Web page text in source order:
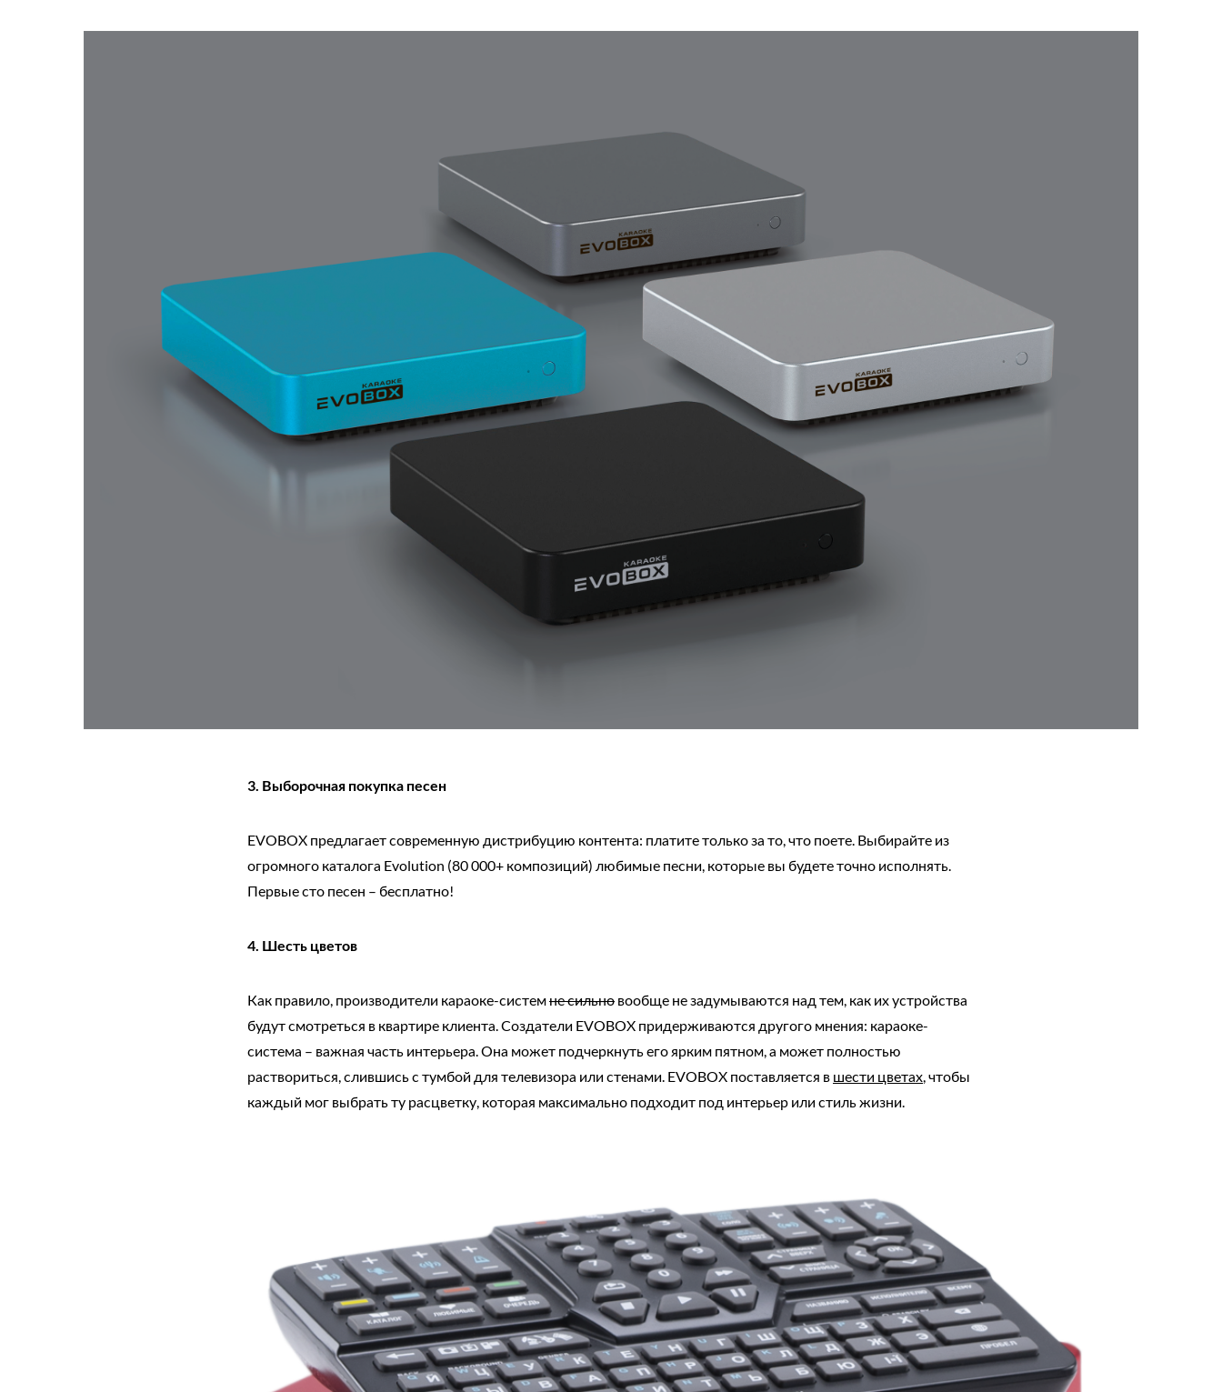
3. Выборочная покупка песен
EVOBOX предлагает современную дистрибуцию контента: платите только за то, что поете. Выбирайте из
огромного каталога Evolution (80 000+ композиций) любимые песни, которые вы будете точно исполнять.
Первые сто песен – бесплатно!
4. Шесть цветов
Как правило, производители караоке-системне сильно вообще не задумываются над тем, как их устройства
будут смотреться в квартире клиента. Создатели EVOBOX придерживаются другого мнения: караоке-
система – важная часть интерьера. Она может подчеркнуть его ярким пятном, а может полностью
раствориться, слившись с тумбой для телевизора или стенами. EVOBOX поставляется в шести цветах, чтобы
каждый мог выбрать ту расцветку, которая максимально подходит под интерьер или стиль жизни.